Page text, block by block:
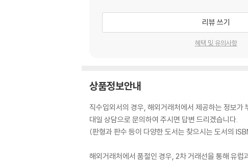
리뷰 쓰기
혜택 및 유의사항
상품정보안내
직수입외서의 경우, 해외거래처에서 제공하는 정보
대일 상담으로 문의하여 주시면 답변 드리겠습니다.
(판형과 판수 등이 다양한 도서는 찾으시는 도서의
해외거래처에서 품절인 경우, 2차 거래선을 통해 유